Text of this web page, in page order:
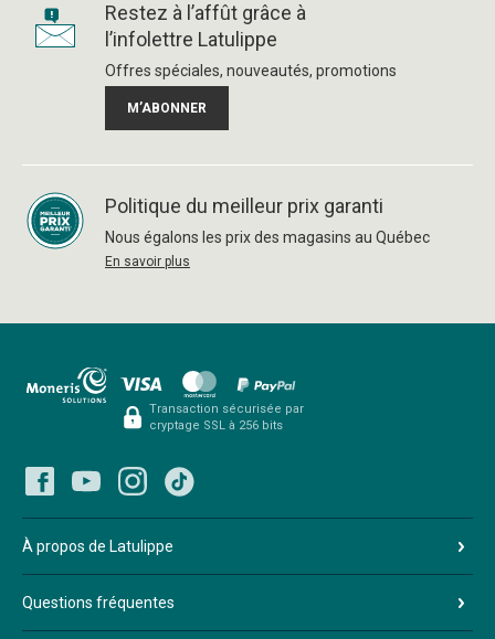
Restez à l’affût grâce à
l’infolettre Latulippe
Offres spéciales, nouveautés, promotions
M’ABONNER
Politique du meilleur prix garanti
Nous égalons les prix des magasins au Québec
En savoir plus
Transaction sécurisée par
cryptage SSL à 256 bits
À propos de Latulippe
Questions fréquentes